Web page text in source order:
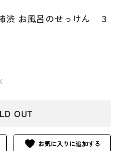
渋 お風呂のせっけん ３
OUT
favorite